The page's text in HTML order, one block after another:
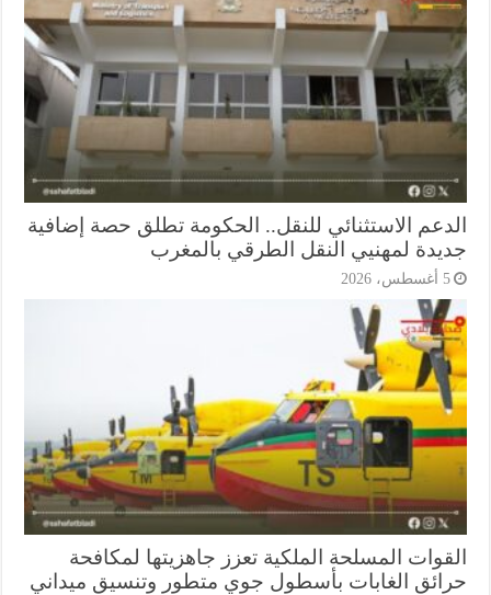
الاستثنائي للنقل.. الحكومة تطلق حصة إضافية
لمهنيي النقل الطرقي بالمغرب
المسلحة الملكية تعزز جاهزيتها لمكافحة
الغابات بأسطول جوي متطور وتنسيق ميداني